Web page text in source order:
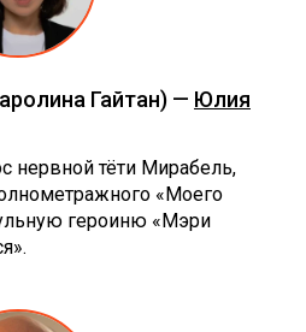
Гайтан) — Юлия
нервной тёти Мирабель,
«Моего
героиню «Мэри